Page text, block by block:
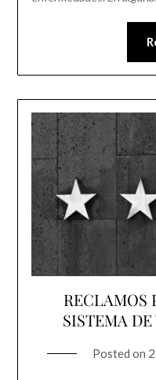
RECLAMOS
SISTEMA
Posted on